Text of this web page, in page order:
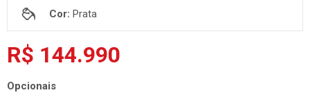
Cor: Prata
R$ 144.990
Opcionais